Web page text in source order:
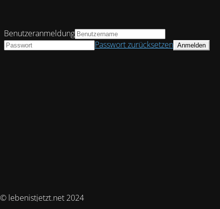
© lebenistjetzt.net 2024
Benutzeranmeldung
Passwort zurücksetzen